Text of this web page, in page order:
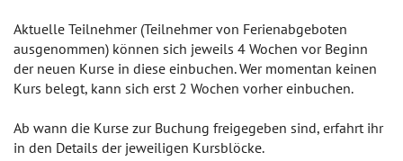
Aktuelle Teilnehmer (Teilnehmer von Ferienabgeboten
ausgenommen) können sich jeweils 4 Wochen vor Beginn
der neuen Kurse in diese einbuchen. Wer momentan keinen
Kurs belegt, kann sich erst 2 Wochen vorher einbuchen.
Ab wann die Kurse zur Buchung freigegeben sind, erfahrt ihr
in den Details der jeweiligen Kursblöcke.